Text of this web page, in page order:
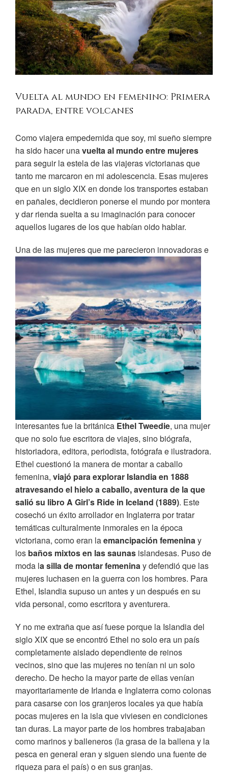
Vuelta al mundo en femenino: Primera
parada, entre volcanes
Como viajera empedernida que soy, mi sueño siempre
ha sido hacer unavuelta al mundo entre mujeres
para seguir la estela de las viajeras victorianas que
tanto me marcaron en mi adolescencia. Esas mujeres
que en un siglo XIX en donde los transportes estaban
en pañales, decidieron ponerse el mundo por montera
y dar rienda suelta a su imaginación para conocer
aquellos lugares de los que habían oido hablar.
Una de las mujeres que me parecieron innovadoras e
interesantes fue la británica Ethel Tweedie, una mujer
que no solo fue escritora de viajes, sino biógrafa,
historiadora, editora, periodista, fotógrafa e ilustradora.
Ethel cuestionó la manera de montara caballo
femenina, viajó para explorar Islandia en 1888
atravesando el hielo a caballo, aventura de la que
salió su libro A Girl’s Ride in Iceland (1889). Este
cosechó un éxito arrollador en Inglaterra por tratar
temáticas culturalmente inmorales en la época
victoriana, como eran laemancipación femeninay
los baños mixtos en las saunas islandesas. Puso de
moda la silla de montar femeninay defendió que las
mujeres luchasen en la guerra con los hombres. Para
Ethel, Islandia supuso un antes y un después en su
vida personal, como escritora y aventurera.
Y no me extraña que así fuese porque la Islandia del
siglo XIX que se encontró Ethel no solo era un país
completamente aislado dependiente de reinos
vecinos, sino que las mujeres no tenían ni un solo
derecho. De hecho la mayor parte de ellas venían
mayoritariamente de Irlanda e Inglaterra como colonas
para casarse con los granjeros locales ya que había
pocas mujeres en la isla que viviesen en condiciones
tan duras. La mayor parte de los hombres trabajaban
como marinos y balleneros (la grasa de la ballena y la
pesca en general eran y siguen siendo una fuente de
riqueza para el país) o en sus granjas.